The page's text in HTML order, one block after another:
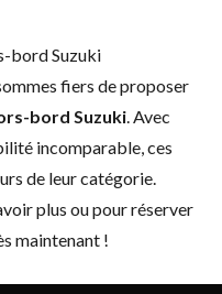
bord Suzuki
fiers de proposer
bord Suzuki. Avec
incomparable, ces
de leur catégorie.
plus ou pour réserver
maintenant !